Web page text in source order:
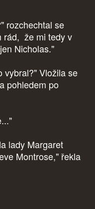
rozchechtal se
rád, že mi tedy v
Nicholas."
vybral?" Vložila se
pohledem po
lady Margaret
Montrose," řekla